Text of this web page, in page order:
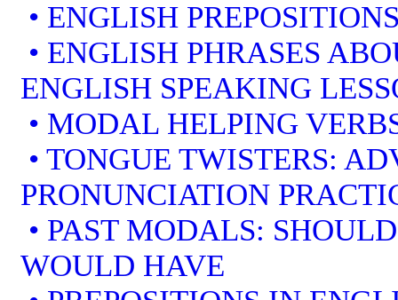
• ENGLISH
• ENGLISH PHRASES
ENGLISH SPEAKING
• MODAL HELPING
• TONGUE TWISTERS:
PRONUNCIATION
• PAST MODALS:
WOULD HAVE